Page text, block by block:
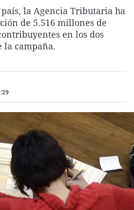
La rosa de los vientos
Gente viajera
Caso
Retornados
Extremadura
Galicia
Virales
Televisión
la Agencia Tributaria ha
de 5.516 millones de
en los dos
la campaña.